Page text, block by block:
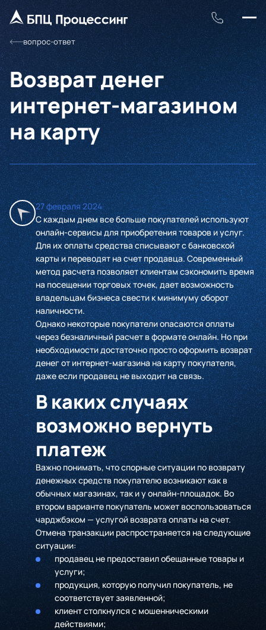
вопрос-ответ
Возврат денег
интернет-магазином
на карту
27 февраля 2024
С каждым днем все больше покупателей используют
онлайн-сервисы для приобретения товаров и услуг.
Для их оплаты средства списывают с банковской
карты и переводят на счет продавца. Современный
метод расчета позволяет клиентам сэкономить время
на посещении торговых точек, дает возможность
владельцам бизнеса свести к минимуму оборот
наличности.
Однако некоторые покупатели опасаются оплаты
через безналичный расчет в формате онлайн. Но при
необходимости достаточно просто оформить возврат
денег от интернет-магазина на карту покупателя,
даже если продавец не выходит на связь.
В каких случаях
возможно вернуть
платеж
Важно понимать, что спорные ситуации по возврату
денежных средств покупателю возникают как в
обычных магазинах, так и у онлайн-площадок. Во
втором варианте покупатель может воспользоваться
чарджбэком — услугой возврата оплаты на счет.
Отмена транзакции распространяется на следующие
ситуации:
продавец не предоставил обещанные товары и
услуги;
продукция, которую получил покупатель, не
соответствует заявленной;
клиент столкнулся с мошенническими
действиями;